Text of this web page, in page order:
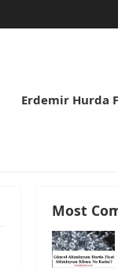
Erdemir Hurda
Most